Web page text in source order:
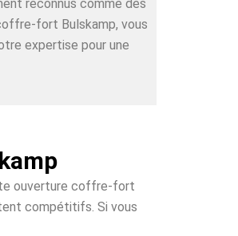
reconnus comme des
fort Bulskamp, vous
expertise pour une
ouverture coffre-fort
compétitifs. Si vous